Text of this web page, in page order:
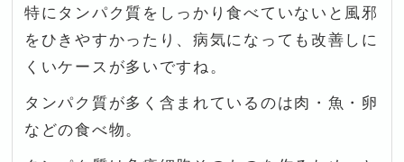
特にタンパク質をしっかり食べていないと風邪
をひきやすかったり、病気になっても改善しに
くいケースが多いですね。
タンパク質が多く含まれているのは肉・魚・卵
などの食べ物。